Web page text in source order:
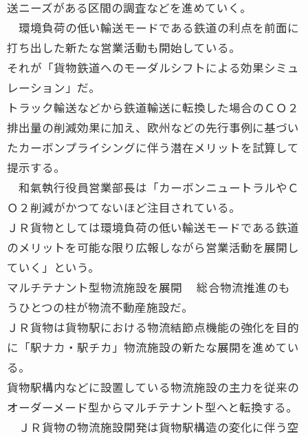
送ニーズがある区間の調査などを進めていく。
環境負荷の低い輸送モードである鉄道の利点を前面に
打ち出した新たな営業活動も開始している。
それが「貨物鉄道へのモーダルシフトによる効果シミュ
レーション」だ。
トラック輸送などから鉄道輸送に転換した場合のＣＯ２
排出量の削減効果に加え、欧州などの先行事例に基づい
たカーボンプライシングに伴う潜在メリットを試算して
提示する。
和氣執行役員営業部長は「カーボンニュートラルやＣ
Ｏ２削減がかつてないほど注目されている。
ＪＲ貨物としては環境負荷の低い輸送モードである鉄道
のメリットを可能な限り広報しながら営業活動を展開し
ていく」という。
マルチテナント型物流施設を展開 総合物流推進のも
うひとつの柱が物流不動産施設だ。
ＪＲ貨物は貨物駅における物流結節点機能の強化を目的
に「駅ナカ・駅チカ」物流施設の新たな展開を進めてい
る。
貨物駅構内などに設置している物流施設の主力を従来の
オーダーメード型からマルチテナント型へと転換する。
ＪＲ貨物の物流施設開発は貨物駅構造の変化に伴う空